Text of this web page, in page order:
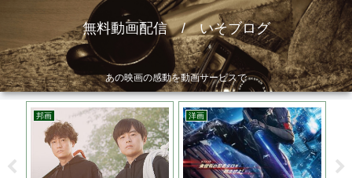
無料動画配信 / いそブログ
あの映画の感動を動画サービスで
邦画 洋画